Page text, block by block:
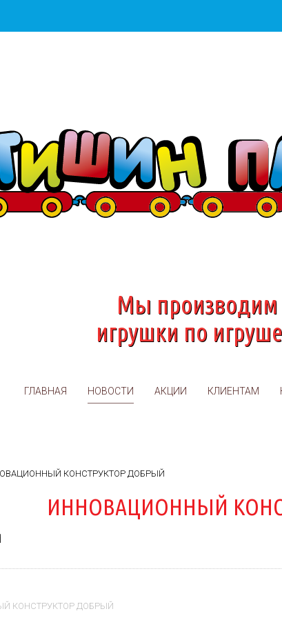
Мы производим
игрушки по
ГЛАВНАЯ НОВОСТИ АКЦИИ КЛИЕНТАМ
КОНСТРУКТОР ДОБРЫЙ
ИННОВАЦИОННЫЙ
КОНСТРУКТОР ДОБРЫЙ